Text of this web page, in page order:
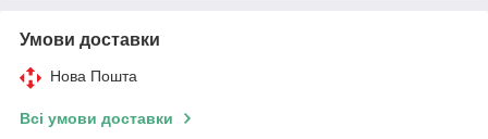
Умови доставки
Нова Пошта
Всі умови доставки